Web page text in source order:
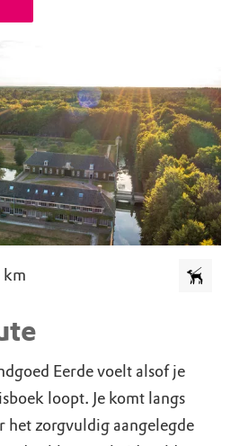
km
Eerde voelt alsof je
loopt. Je komt langs
het zorgvuldig aangelegde